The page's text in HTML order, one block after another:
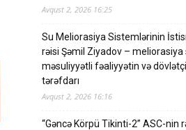
Avqust 2, 2026 16:25
Su Meliorasiya Sistemlərinin
rəisi Şəmil Ziyadov – meliorasiya
məsuliyyətli fəaliyyətin və
tərəfdarı
Avqust 2, 2026 16:16
“Gəncə Körpü Tikinti-2” ASC-nin